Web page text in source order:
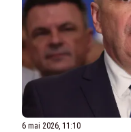
6 mai 2026, 11:10